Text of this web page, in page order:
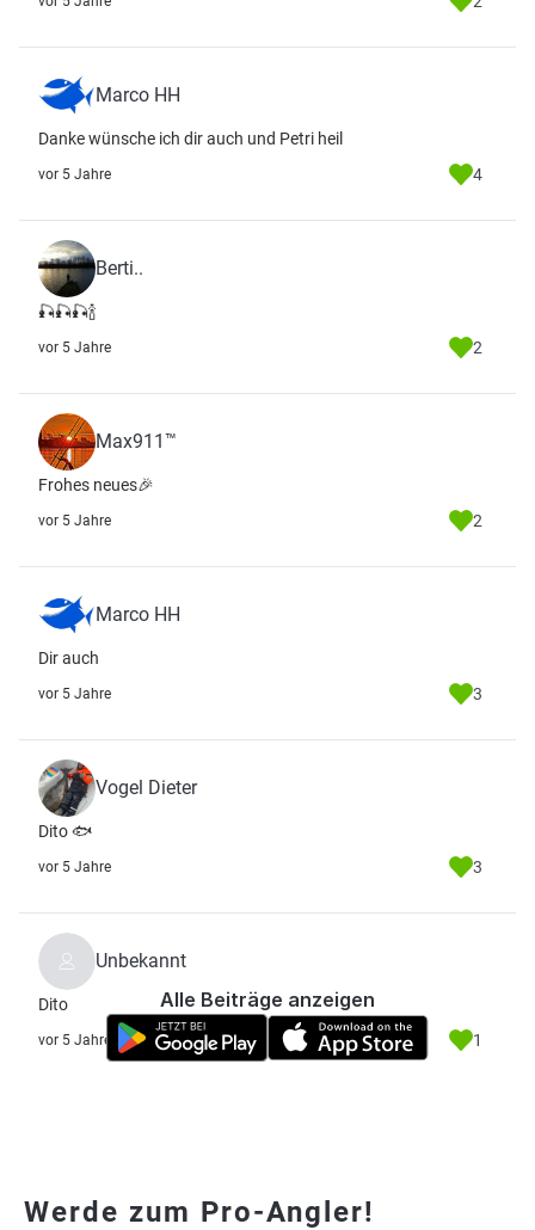
Marco HH
Danke wünsche ich dir auch und Petri heil
vor 5 Jahre 4
Berti..
🎣🎣🎣🍾
vor 5 Jahre 2
Max911™
Frohes neues🎉
vor 5 Jahre 2
Marco HH
Dir auch
vor 5 Jahre 3
Vogel Dieter
Dito 🐟
vor 5 Jahre 3
Unbekannt
Dito
vor 5 Jahre 1
Alle Beiträge anzeigen
Werde zum Pro-Angler!